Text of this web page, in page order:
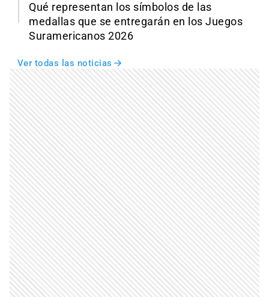
Qué representan los símbolos de las
medallas que se entregarán en los Juegos
Suramericanos 2026
Ver todas las noticias